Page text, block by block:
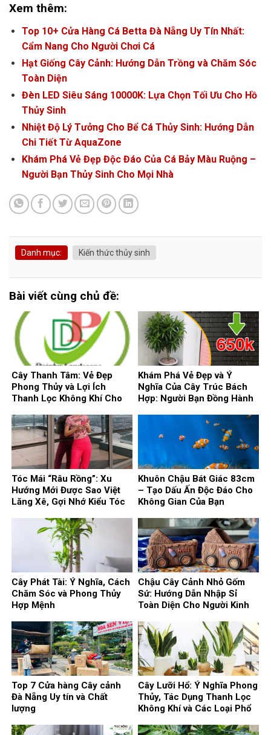
Xem thêm:
Top 10+ Cửa Hàng Cá Betta Đà Nẵng Uy Tín Nhất:
Cẩm Nang Cho Người Chơi Cá
Hạt Giống Cây Cảnh: Hướng Dẫn Trồng và Chăm Sóc
Toàn Diện
Đèn LED Siêu Sáng 10000K: Lựa Chọn Tối Ưu Cho Hồ
Thủy Sinh
Nhiệt Độ Lý Tưởng Cho Bể Cá Thủy Sinh: Hướng Dẫn
Chi Tiết Từ AquaZone
Khám Phá Vẻ Đẹp Độc Đáo Của Cá Bảy Màu Ruộng –
Người Bạn Thủy Sinh Cho Mọi Nhà
Danh mục: Kiến thức thủy sinh
Bài viết cùng chủ đề:
Cây Thanh Tâm: Vẻ Đẹp
Phong Thủy và Lợi Ích
Thanh Lọc Không Khí Cho
Khám Phá Vẻ Đẹp và Ý
Nghĩa Của Cây Trúc Bách
Hợp: Người Bạn Đồng Hành
Tóc Mái “Râu Rồng”: Xu
Hướng Mới Được Sao Việt
Lăng Xê, Gợi Nhớ Kiểu Tóc
Khuôn Chậu Bát Giác 83cm
– Tạo Dấu Ấn Độc Đáo Cho
Không Gian Của Bạn
Cây Phát Tài: Ý Nghĩa, Cách
Chăm Sóc và Phong Thủy
Hợp Mệnh
Chậu Cây Cảnh Nhỏ Gốm
Sứ: Hướng Dẫn Nhập Sỉ
Toàn Diện Cho Người Kinh
Top 7 Cửa hàng Cây cảnh
Đà Nẵng Uy tín và Chất
lượng
Cây Lưỡi Hổ: Ý Nghĩa Phong
Thủy, Tác Dụng Thanh Lọc
Không Khí và Các Loại Phổ